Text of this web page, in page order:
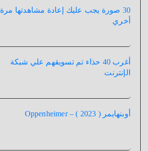
30 صورة يجب عليك إعادة مشاهدتها مرة
أخري
أغرب 40 حذاء تم تسويقهم علي شبكة
الإنترنت
أوبنهايمر ( 2023 ) – Oppenheimer